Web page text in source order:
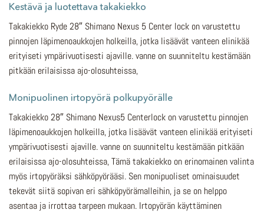
Kestävä ja luotettava takakiekko
Takakiekko Ryde 28″ Shimano Nexus 5 Center lock on varustettu
pinnojen läpimenoaukkojen holkeilla, jotka lisäävät vanteen elinikää
erityiseti ympärivuotisesti ajaville. vanne on suunniteltu kestämään
pitkään erilaisissa ajo-olosuhteissa,
Monipuolinen irtopyörä polkupyörälle
Takakiekko 28″ Shimano Nexus5 Centerlock on varustettu pinnojen
läpimenoaukkojen holkeilla, jotka lisäävät vanteen elinikää erityiseti
ympärivuotisesti ajaville. vanne on suunniteltu kestämään pitkään
erilaisissa ajo-olosuhteissa, Tämä takakiekko on erinomainen valinta
myös irtopyöräksi sähköpyörääsi. Sen monipuoliset ominaisuudet
tekevät siitä sopivan eri sähköpyörämalleihin, ja se on helppo
asentaa ja irrottaa tarpeen mukaan. Irtopyörän käyttäminen